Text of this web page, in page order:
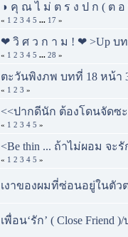
◑ คุ ณ ไ ม่ ต ร ง ป ก ( ต อ
« 1 2 3 4 5 ... 17 »
❤ วิ ศ ว ก า ม ! ❤ >Up บท
« 1 2 3 4 5 ... 28 »
ตะวันพิงภพ บทที่ 18 หน้า
« 1 2 3 »
<<ปากดีนัก ต้องโดนจัดซะ
« 1 2 3 4 5 »
<Be thin ... ถ้าไม่ผอม จะ
« 1 2 3 4 5 »
เงาของผมที่ซ่อนอยู่ในตัวต
เพื่อน‘รัก’ ( Close Friend